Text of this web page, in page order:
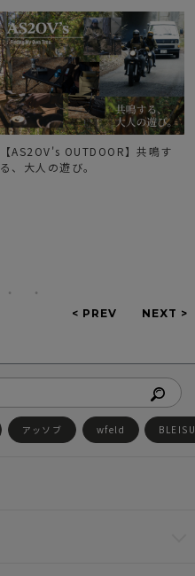
【AS2OV's OUTDOOR】共鳴す
る、大人の遊び。
アッソブ wfeld